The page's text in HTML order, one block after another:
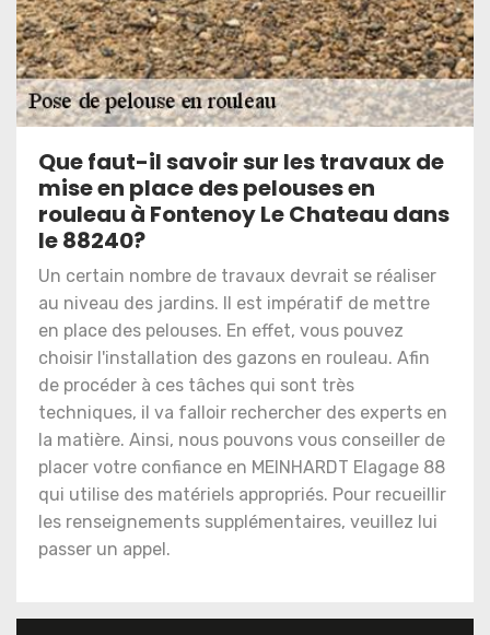
Que faut-il savoir sur les travaux de
mise en place des pelouses en
rouleau à Fontenoy Le Chateau dans
le 88240?
Un certain nombre de travaux devrait se réaliser
au niveau des jardins. Il est impératif de mettre
en place des pelouses. En effet, vous pouvez
choisir l'installation des gazons en rouleau. Afin
de procéder à ces tâches qui sont très
techniques, il va falloir rechercher des experts en
la matière. Ainsi, nous pouvons vous conseiller de
placer votre confiance en MEINHARDT Elagage 88
qui utilise des matériels appropriés. Pour recueillir
les renseignements supplémentaires, veuillez lui
passer un appel.